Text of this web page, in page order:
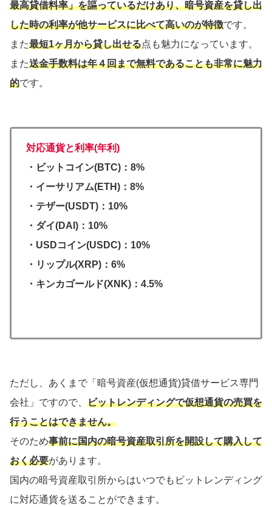
最高貸借料率」を謳っているだけあり、暗号資産を貸し出
した時の利率が他サービスに比べて高いのが特徴です。
また最短1ヶ月から貸し出せる点も魅力になっています。
また送金手数料は年４回まで無料であることも非常に魅力
的です。
対応通貨と利率(年利)
・ビットコイン(BTC)：8%
・イーサリアム(ETH)：8%
・テザー(USDT)：10%
・ダイ(DAI)：10%
・USDコイン(USDC)：10%
・リップル(XRP)：6%
・キンカゴールド(XNK)：4.5%
ただし、あくまで「暗号資産(仮想通貨)貸借サービス専門
会社」ですので、 ビットレンディングで仮想通貨の売買を
行うことはできません。
そのため事前に国内の暗号資産取引所を開設して購入して
おく必要があります。
国内の暗号資産取引所からはいつでもビットレンディング
に対応通貨を送ることができます。